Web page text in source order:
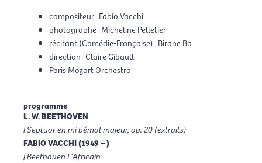
compositeur Fabio Vacchi
photographe Micheline Pelletier
récitant (Comédie-Française) Birane Ba
direction Claire Gibault
Paris Mozart Orchestra
programme
L. W. BEETHOVEN
| Septuor en mi bémol majeur, op. 20 (extraits)
FABIO VACCHI (1949 – )
| Beethoven L’Africain